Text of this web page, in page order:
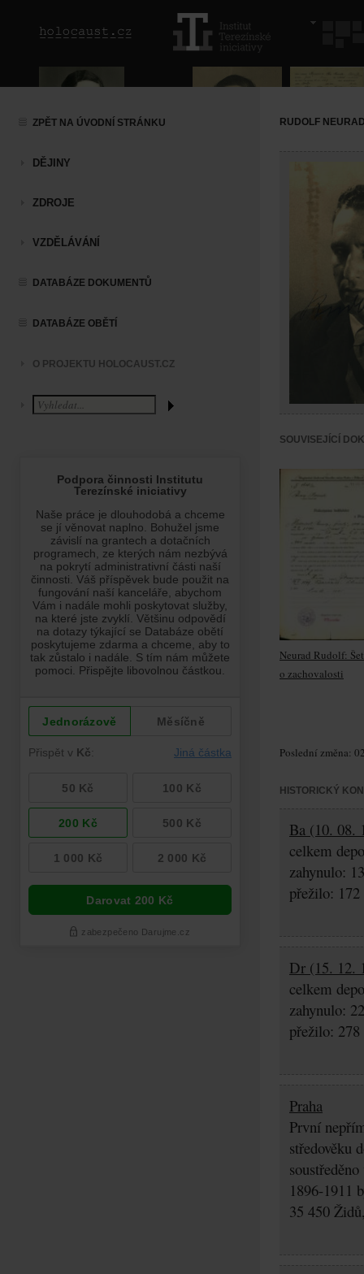
ZPĚT NA ÚVODNÍ STRÁNKU
DĚJINY
ZDROJE
VZDĚLÁVÁNÍ
DATABÁZE DOKUMENTŮ
DATABÁZE OBĚTÍ
O PROJEKTU HOLOCAUST.CZ
RUDOLF
SOUVISEJÍCÍ
Neurad Rudolf:
o zachovalosti
Poslední změna:
HISTORICKÝ
Ba (10. 08.
celkem
zahynulo:
přežilo: 172
Dr (15. 12.
celkem
zahynulo:
přežilo: 278
Praha
První
středověku
1896-1911
35 450